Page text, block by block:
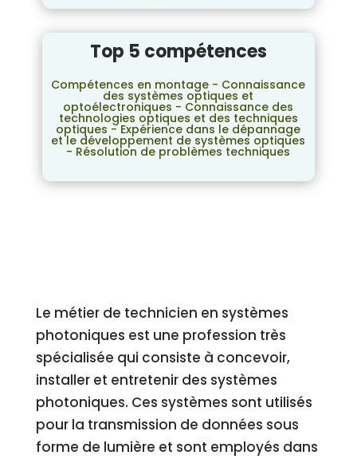
Top 5 compétences
Compétences en montage - Connaissance
des systèmes optiques et
optoélectroniques - Connaissance des
technologies optiques et des techniques
optiques - Expérience dans le dépannage
et le développement de systèmes optiques
- Résolution de problèmes techniques
Le métier de technicien en systèmes
photoniques est une profession très
spécialisée qui consiste à concevoir,
installer et entretenir des systèmes
photoniques. Ces systèmes sont utilisés
pour la transmission de données sous
forme de lumière et sont employés dans